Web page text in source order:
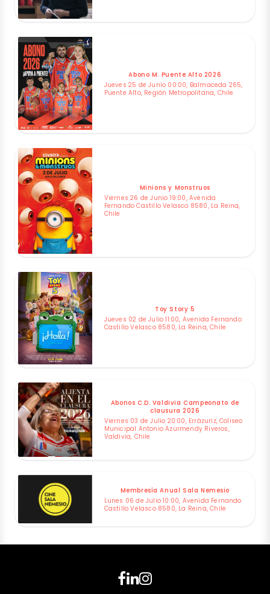
Abono M. Puente Alto 2026
Jueves 25 de Junio 00:00, Balmaceda 265,
Puente Alto, Región Metropolitana, Chile
Minions y Monstruos
Viernes 26 de Junio 19:00, Avenida
Fernando Castillo Velasco 8580, La Reina,
Chile
Toy Story 5
Jueves 02 de Julio 11:00, Avenida Fernando
Castillo Velasco 8580, La Reina, Chile
Abonos C.D. Valdivia Campeonato de
clausura 2026
Viernes 03 de Julio 20:00, Errázuriz, Coliseo
Municipal Antonio Azurmendy Riveros,
Valdivia, Chile
Membresía Anual Sala Nemesio
Lunes 06 de Julio 10:00, Avenida Fernando
Castillo Velasco 8580, La Reina, Chile